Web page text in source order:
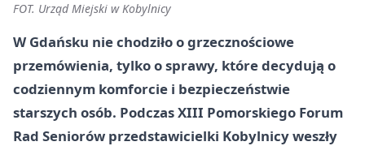
FOT. Urząd Miejski w Kobylnicy
W Gdańsku nie chodziło o grzecznościowe
przemówienia, tylko o sprawy, które decydują o
codziennym komforcie i bezpieczeństwie
starszych osób. Podczas XIII Pomorskiego Forum
Rad Seniorów przedstawicielki Kobylnicy weszły